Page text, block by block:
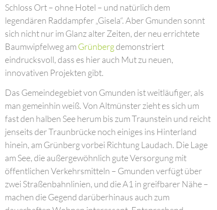
Schloss Ort – ohne Hotel – und natürlich dem
legendären Raddampfer „Gisela“. Aber Gmunden sonnt
sich nicht nur im Glanz alter Zeiten, der neu errichtete
Baumwipfelweg am Grünbergdemonstriert
eindrucksvoll, dass es hier auch Mut zu neuen,
innovativen Projekten gibt.
Das Gemeindegebiet von Gmunden ist weitläufiger, als
man gemeinhin weiß. Von Altmünster zieht es sich um
fast den halben See herum bis zum Traunstein und reicht
jenseits der Traunbrücke noch einiges ins Hinterland
hinein, am Grünberg vorbei Richtung Laudach. Die Lage
am See, die außergewöhnlich gute Versorgung mit
öffentlichen Verkehrsmitteln – Gmunden verfügt über
zwei Straßenbahnlinien, und die A1 in greifbarer Nähe –
machen die Gegend darüberhinaus auch zum